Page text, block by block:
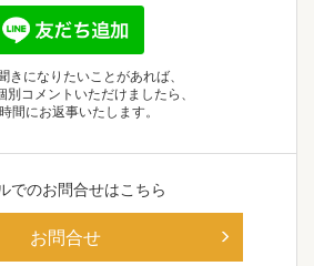
きになりたいことがあれば、
別コメントいただけましたら、
間にお返事いたします。
でのお問合せはこちら
お問合せ